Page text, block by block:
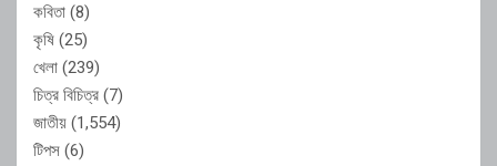
কবিতা (8)
কৃষি (25)
খেলা (239)
চিত্র বিচিত্র (7)
জাতীয় (1,554)
টিপস (6)